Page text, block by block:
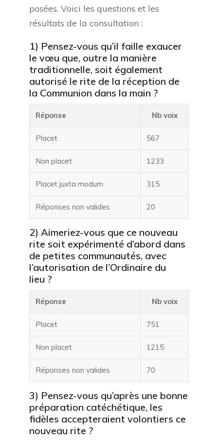
posées. Voici les questions et les
résultats de la consultation :
1) Pensez-vous qu’il faille exaucer
le vœu que, outre la manière
traditionnelle, soit également
autorisé le rite de la réception de
la Communion dans la main ?
Réponse Nb voix
Placet 567
Non placet 1233
Placet juxta modum 315
Réponses non valides 20
2) Aimeriez-vous que ce nouveau
rite soit expérimenté d’abord dans
de petites communautés, avec
l’autorisation de l’Ordinaire du
lieu ?
Réponse Nb voix
Placet 751
Non placet 1215
Réponses non valides 70
3) Pensez-vous qu’après une bonne
préparation catéchétique, les
fidèles accepteraient volontiers ce
nouveau rite ?